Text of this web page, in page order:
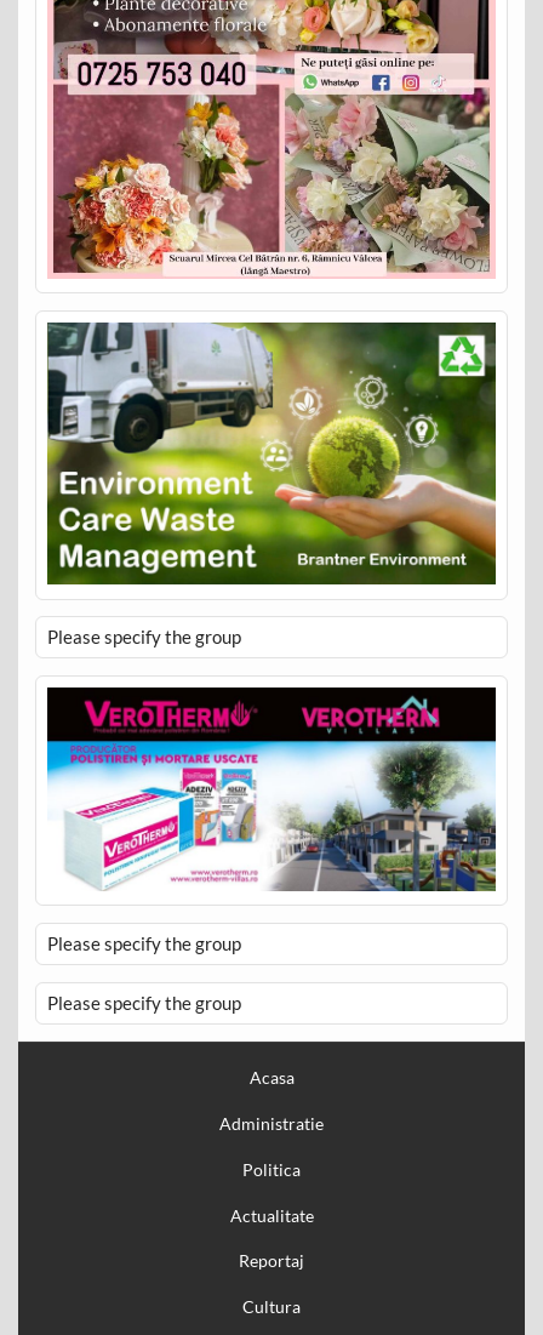
Please specify the group
Please specify the group
Please specify the group
Acasa
Administratie
Politica
Actualitate
Reportaj
Cultura